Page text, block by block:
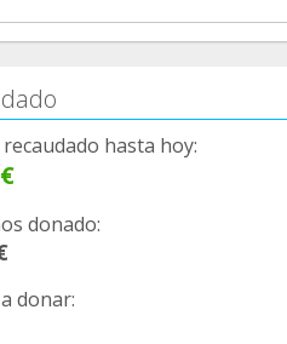
hasta hoy:
donado:
donar: